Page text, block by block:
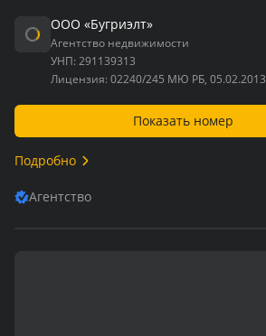
ООО «Бугриэлт»
Агентство недвижимости
УНП: 291139313
Лицензия: 02240/245 МЮ РБ, 05.02.2013
Показать номер
Подробно
Агентство